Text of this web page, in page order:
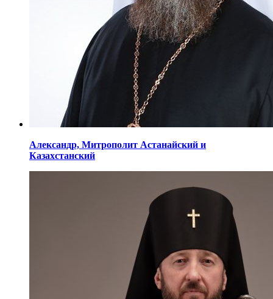
Александр, Митрополит Астанайский и
Казахстанский